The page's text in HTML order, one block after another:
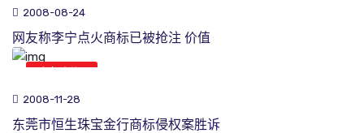
2008-08-24
网友称李宁点火商标已被抢注 价值
2008-11-28
东莞市恒生珠宝金行商标侵权案胜诉